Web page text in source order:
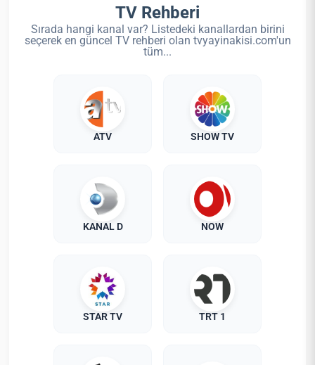
TV Rehberi
Sırada hangi kanal var? Listedeki kanallardan birini
seçerek en güncel TV rehberi olan tvyayinakisi.com'un
tüm...
ATV SHOW TV
KANAL D NOW
STAR TV TRT 1